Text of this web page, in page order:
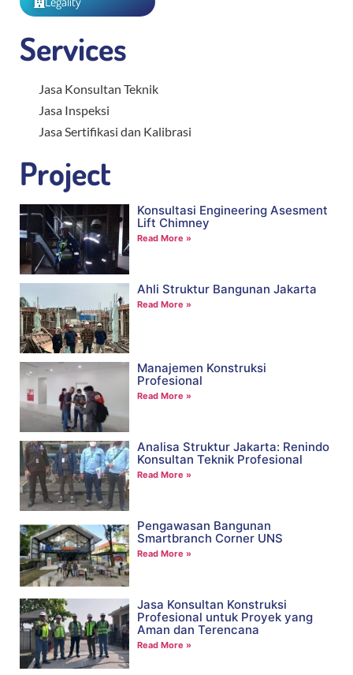
Services
Jasa Konsultan Teknik
Jasa Inspeksi
Jasa Sertifikasi dan Kalibrasi
Project
Konsultasi Engineering Asesment
Lift Chimney
Read More »
Ahli Struktur Bangunan Jakarta
Read More »
Manajemen Konstruksi
Profesional
Read More »
Analisa Struktur Jakarta: Renindo
Konsultan Teknik Profesional
Read More »
Pengawasan Bangunan
Smartbranch Corner UNS
Read More »
Jasa Konsultan Konstruksi
Profesional untuk Proyek yang
Aman dan Terencana
Read More »